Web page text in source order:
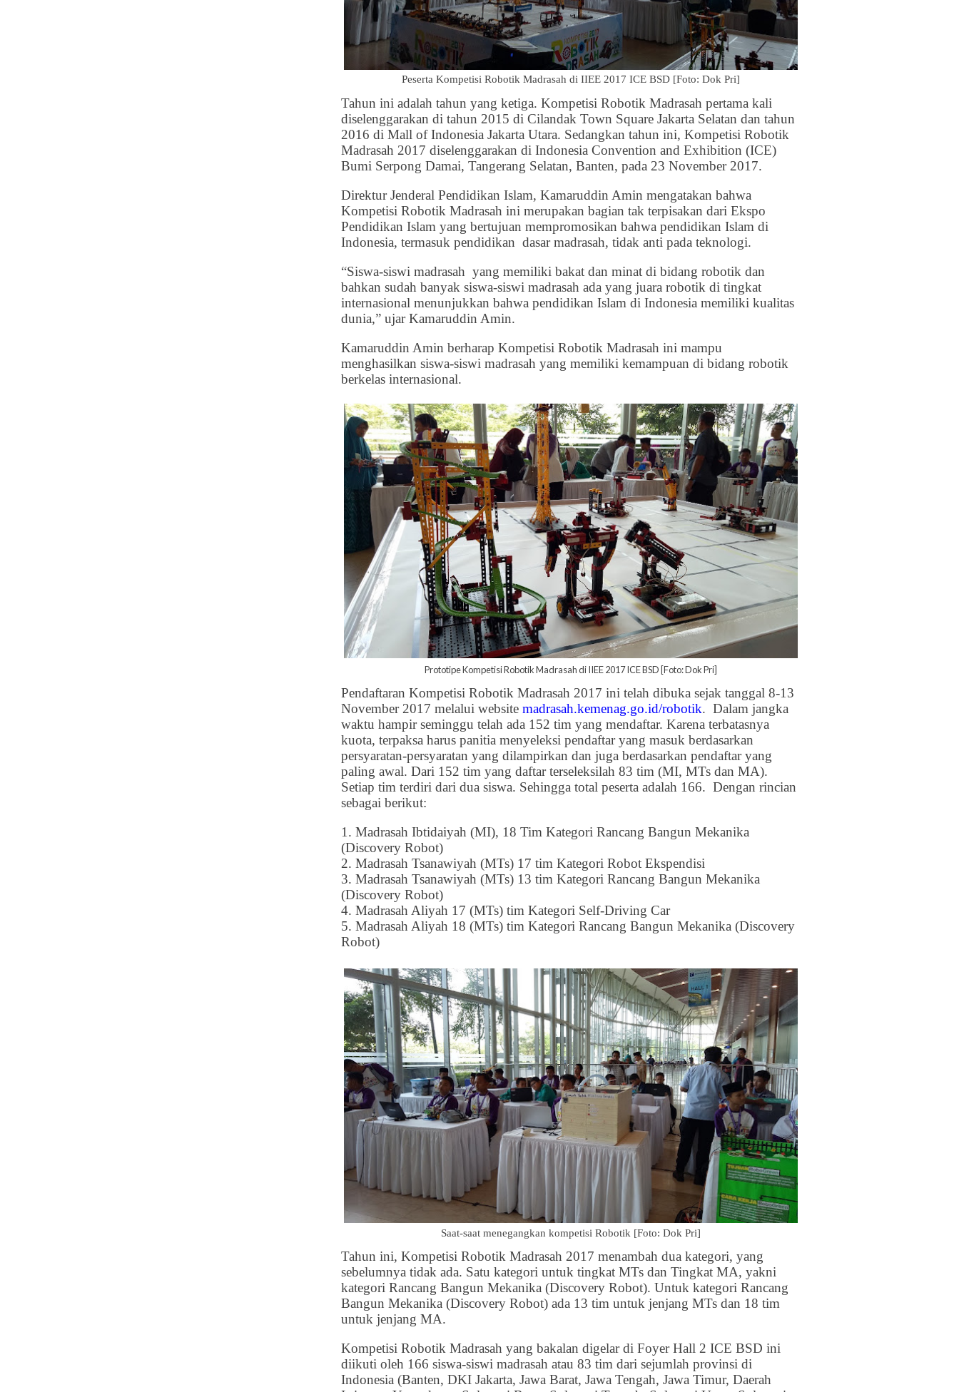
Peserta Kompetisi Robotik Madrasah di IIEE 2017 ICE BSD [Foto: Dok Pri]
Tahun ini adalah tahun yang ketiga. Kompetisi Robotik Madrasah pertama kali
diselenggarakan di tahun 2015 di Cilandak Town Square Jakarta Selatan dan tahun
2016 di Mall of Indonesia Jakarta Utara. Sedangkan tahun ini, Kompetisi Robotik
Madrasah 2017 diselenggarakan di Indonesia Convention and Exhibition (ICE)
Bumi Serpong Damai, Tangerang Selatan, Banten, pada 23 November 2017.
Direktur Jenderal Pendidikan Islam, Kamaruddin Amin mengatakan bahwa
Kompetisi Robotik Madrasah ini merupakan bagian tak terpisakan dari Ekspo
Pendidikan Islam yang bertujuan mempromosikan bahwa pendidikan Islam di
Indonesia, termasuk pendidikan dasar madrasah, tidak anti pada teknologi.
“Siswa-siswi madrasah yang memiliki bakat dan minat di bidang robotik dan
bahkan sudah banyak siswa-siswi madrasah ada yang juara robotik di tingkat
internasional menunjukkan bahwa pendidikan Islam di Indonesia memiliki kualitas
dunia,” ujar Kamaruddin Amin.
Kamaruddin Amin berharap Kompetisi Robotik Madrasah ini mampu
menghasilkan siswa-siswi madrasah yang memiliki kemampuan di bidang robotik
berkelas internasional.
Prototipe Kompetisi Robotik Madrasah di IIEE 2017 ICE BSD [Foto: Dok Pri]
Pendaftaran Kompetisi Robotik Madrasah 2017 ini telah dibuka sejak tanggal 8-13
November 2017 melalui website madrasah.kemenag.go.id/robotik. Dalam jangka
waktu hampir seminggu telah ada 152 tim yang mendaftar. Karena terbatasnya
kuota, terpaksa harus panitia menyeleksi pendaftar yang masuk berdasarkan
persyaratan-persyaratan yang dilampirkan dan juga berdasarkan pendaftar yang
paling awal. Dari 152 tim yang daftar terseleksilah 83 tim (MI, MTs dan MA).
Setiap tim terdiri dari dua siswa. Sehingga total peserta adalah 166. Dengan rincian
sebagai berikut:
1. Madrasah Ibtidaiyah (MI), 18 Tim Kategori Rancang Bangun Mekanika
(Discovery Robot)
2. Madrasah Tsanawiyah (MTs) 17 tim Kategori Robot Ekspendisi
3. Madrasah Tsanawiyah (MTs) 13 tim Kategori Rancang Bangun Mekanika
(Discovery Robot)
4. Madrasah Aliyah 17 (MTs) tim Kategori Self-Driving Car
5. Madrasah Aliyah 18 (MTs) tim Kategori Rancang Bangun Mekanika (Discovery
Robot)
Saat-saat menegangkan kompetisi Robotik [Foto: Dok Pri]
Tahun ini, Kompetisi Robotik Madrasah 2017 menambah dua kategori, yang
sebelumnya tidak ada. Satu kategori untuk tingkat MTs dan Tingkat MA, yakni
kategori Rancang Bangun Mekanika (Discovery Robot). Untuk kategori Rancang
Bangun Mekanika (Discovery Robot) ada 13 tim untuk jenjang MTs dan 18 tim
untuk jenjang MA.
Kompetisi Robotik Madrasah yang bakalan digelar di Foyer Hall 2 ICE BSD ini
diikuti oleh 166 siswa-siswi madrasah atau 83 tim dari sejumlah provinsi di
Indonesia (Banten, DKI Jakarta, Jawa Barat, Jawa Tengah, Jawa Timur, Daerah